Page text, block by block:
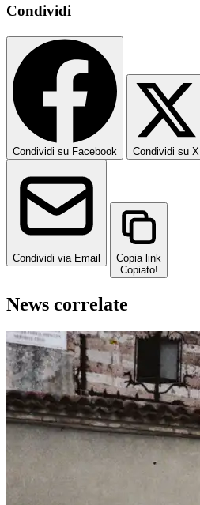
Condividi
Condividi su Facebook Condividi su X
Condividi via Email
Copia link
Copiato!
News correlate